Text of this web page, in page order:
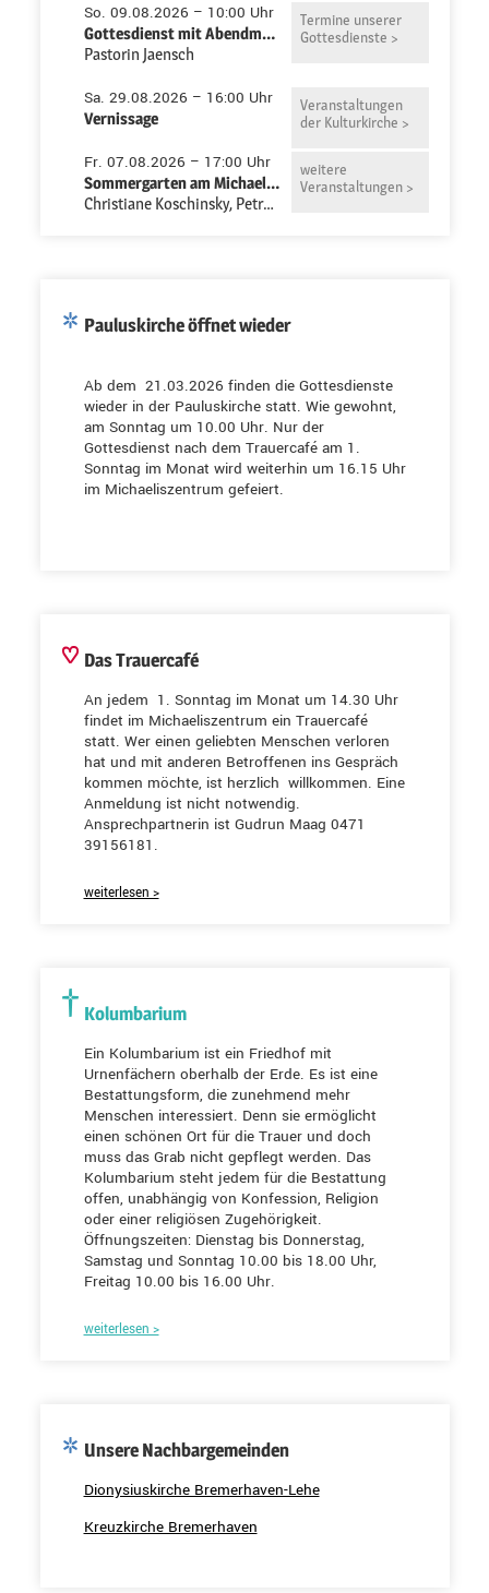
So. 09.08.2026 – 10:00 Uhr
Gottesdienst mit Abendmahl in der Pauluskirche
Pastorin Jaensch
Termine unserer
Gottesdienste >
Sa. 29.08.2026 – 16:00 Uhr
Vernissage
Veranstaltungen
der Kulturkirche >
Fr. 07.08.2026 – 17:00 Uhr
Sommergarten am Michaeliszentrum
Christiane Koschinsky, Petra Niemeyer-Ruth
weitere
Veranstaltungen >
Pauluskirche öffnet wieder
Ab dem 21.03.2026 finden die Gottesdienste
wieder in der Pauluskirche statt. Wie gewohnt,
am Sonntag um 10.00 Uhr. Nur der
Gottesdienst nach dem Trauercafé am 1.
Sonntag im Monat wird weiterhin um 16.15 Uhr
im Michaeliszentrum gefeiert.
Das Trauercafé
An jedem 1. Sonntag im Monat um 14.30 Uhr
findet im Michaeliszentrum ein Trauercafé
statt. Wer einen geliebten Menschen verloren
hat und mit anderen Betroffenen ins Gespräch
kommen möchte, ist herzlich willkommen. Eine
Anmeldung ist nicht notwendig.
Ansprechpartnerin ist Gudrun Maag 0471
39156181.
weiterlesen >
Kolumbarium
Ein Kolumbarium ist ein Friedhof mit
Urnenfächern oberhalb der Erde. Es ist eine
Bestattungsform, die zunehmend mehr
Menschen interessiert. Denn sie ermöglicht
einen schönen Ort für die Trauer und doch
muss das Grab nicht gepflegt werden. Das
Kolumbarium steht jedem für die Bestattung
offen, unabhängig von Konfession, Religion
oder einer religiösen Zugehörigkeit.
Öffnungszeiten: Dienstag bis Donnerstag,
Samstag und Sonntag 10.00 bis 18.00 Uhr,
Freitag 10.00 bis 16.00 Uhr.
weiterlesen >
Unsere Nachbargemeinden
Dionysiuskirche Bremerhaven-Lehe
Kreuzkirche Bremerhaven